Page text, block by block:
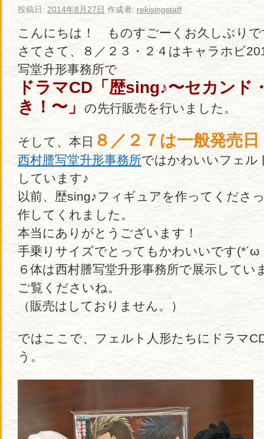
投稿日: 2014年8月27日 作成者: rekisingstaff
こんにちは！ ものすごーくお久しぶりで
さてさて、８／２３・２４はキャラホビ
写堂升形事務所で
ドラマCD「歴sing♪〜セカンド
き！〜」
の先行販売を行いました。
そして、本日 ８／２７は一般発売日
西村謄写堂升形事務所ではかわいいフェル
しています♪
以前、歴sing♪フィギュアを作ってくださ
作してくれました。
本当にありがとうございます！
手乗りサイズでとってもかわいいです(*´ω
６体は西村謄写堂升形事務所で展示して
ご覧くださいね。
（販売はしておりません。）
ではここで、フェルト人形たちにドラマ
う。